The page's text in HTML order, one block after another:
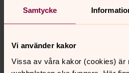
Samtycke
Vi använder kakor
Vissa av våra kakor (cookies) är
varje vecka.
Adress:Morjhultsvägen 6, 517 70
Klicka för att läsa mer om Töllsjö